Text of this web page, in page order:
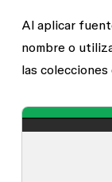
Al aplicar
nombre o
las